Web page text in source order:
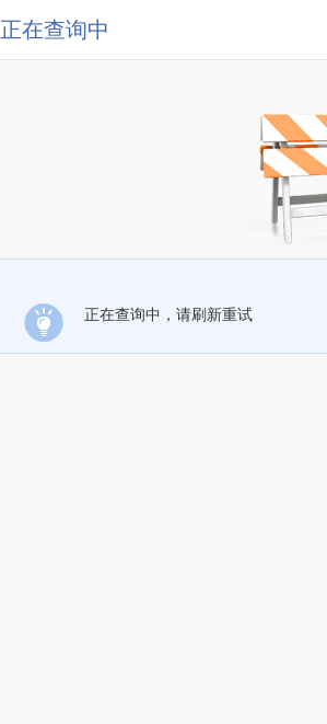
正在查询中
正在查询中，请刷新重试